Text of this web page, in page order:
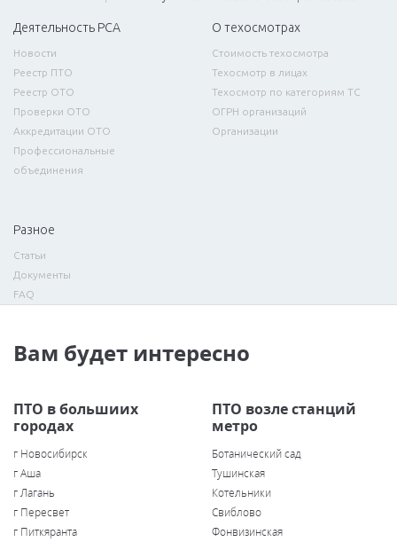
Деятельность РСА
Новости
Реестр ПТО
Реестр ОТО
Проверки ОТО
Аккредитации ОТО
Профессиональные
объединения
О техосмотрах
Стоимость техосмотра
Техосмотр в лицах
Техосмотр по категориям ТС
ОГРН организаций
Организации
Разное
Статьи
Документы
FAQ
Вам будет интересно
ПТО в большиих
городах
г Новосибирск
г Аша
г Лагань
г Пересвет
г Питкяранта
ПТО возле станций
метро
Ботанический сад
Тушинская
Котельники
Свиблово
Фонвизинская